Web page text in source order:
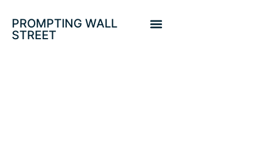
PROMPTING WALL
STREET